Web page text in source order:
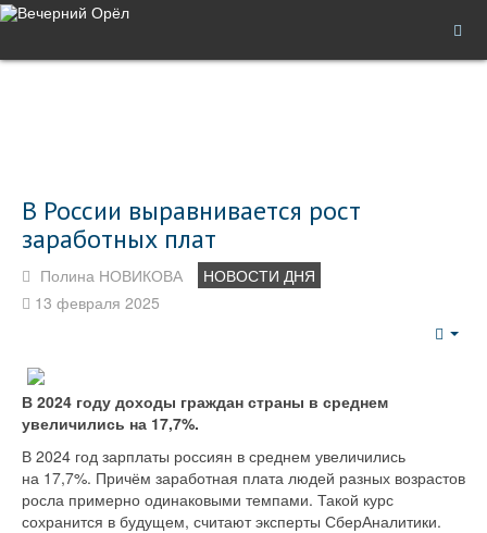
В России выравнивается рост
заработных плат
Полина НОВИКОВА
НОВОСТИ ДНЯ
13 февраля 2025
В 2024 году доходы граждан страны в среднем
увеличились на 17,7%.
В 2024 год зарплаты россиян в среднем увеличились
на 17,7%. Причём заработная плата людей разных возрастов
росла примерно одинаковыми темпами. Такой курс
сохранится в будущем, считают эксперты СберАналитики.